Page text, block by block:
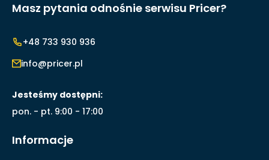
Masz pytania odnośnie serwisu Pricer?
+48 733 930 936
info@pricer.pl
Jesteśmy dostępni:
pon. - pt. 9:00 - 17:00
Informacje